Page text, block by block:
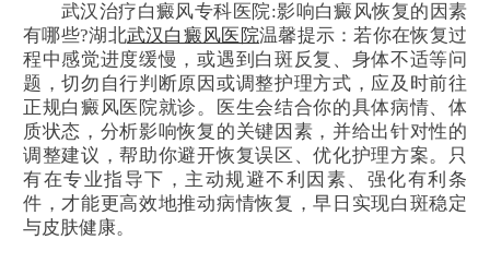
武汉治疗白癜风专科医院:影响白癜风恢复的因素
有哪些?湖北武汉白癜风医院温馨提示：若你在恢复过
程中感觉进度缓慢，或遇到白斑反复、身体不适等问
题，切勿自行判断原因或调整护理方式，应及时前往
正规白癜风医院就诊。医生会结合你的具体病情、体
质状态，分析影响恢复的关键因素，并给出针对性的
调整建议，帮助你避开恢复误区、优化护理方案。只
有在专业指导下，主动规避不利因素、强化有利条
件，才能更高效地推动病情恢复，早日实现白斑稳定
与皮肤健康。